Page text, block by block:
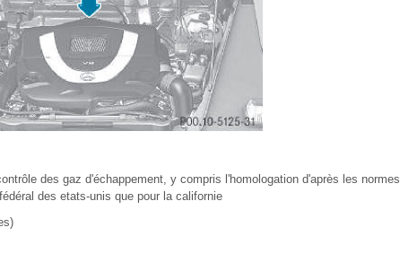
des gaz d'échappement, y compris l'homologation d'après les normes
des etats-unis que pour la californie